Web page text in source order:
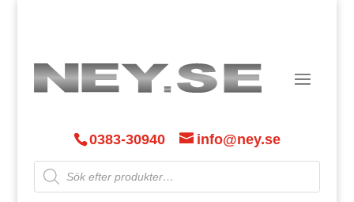
0383-30940 info@ney.se
Products
search